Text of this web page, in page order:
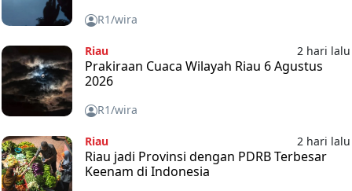
R1/wira
Riau 2 hari lalu
Prakiraan Cuaca Wilayah Riau 6 Agustus
2026
R1/wira
Riau 2 hari lalu
Riau jadi Provinsi dengan PDRB Terbesar
Keenam di Indonesia